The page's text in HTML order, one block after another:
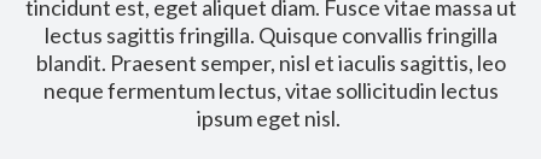
tincidunt est, eget aliquet diam. Fusce vitae massa ut
lectus sagittis fringilla. Quisque convallis fringilla
blandit. Praesent semper, nisl et iaculis sagittis, leo
neque fermentum lectus, vitae sollicitudin lectus
ipsum eget nisl.